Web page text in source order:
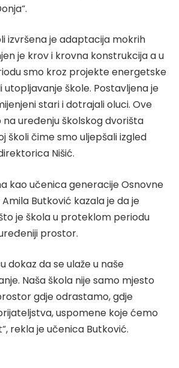
izvršena je adaptacija mokrih
je krov i krovna konstrukcija a u
smo kroz projekte energetske
utopljavanje škole. Postavljena je
stari i dotrajali oluci. Ove
na uređenju školskog dvorišta
školi čime smo uljepšali izgled
Nišić.
kao učenica generacije Osnovne
Amila Butković kazala je da je
je škola u proteklom periodu
prostor.
dokaz da se ulaže u naše
Naša škola nije samo mjesto
gdje odrastamo, gdje
uspomene koje ćemo
rekla je učenica Butković.